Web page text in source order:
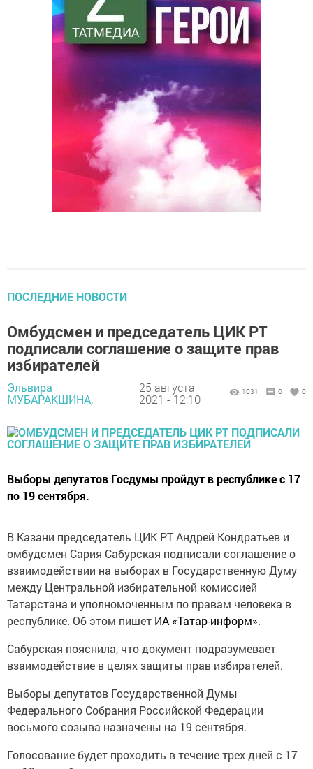
ПОСЛЕДНИЕ НОВОСТИ
Омбудсмен и председатель ЦИК РТ
подписали соглашение о защите прав
избирателей
Эльвира
МУБАРАКШИНА,
25 августа
2021 - 12:10
1031 0 0
Выборы депутатов Госдумы пройдут в республике с 17
по 19 сентября.
В Казани председатель ЦИК РТ Андрей Кондратьев и
омбудсмен Сария Сабурская подписали соглашение о
взаимодействии на выборах в Государственную Думу
между Центральной избирательной комиссией
Татарстана и уполномоченным по правам человека в
республике. Об этом пишет ИА «Татар-информ».
Сабурская пояснила, что документ подразумевает
взаимодействие в целях защиты прав избирателей.
Выборы депутатов Государственной Думы
Федерального Собрания Российской Федерации
восьмого созыва назначены на 19 сентября.
Голосование будет проходить в течение трех дней с 17